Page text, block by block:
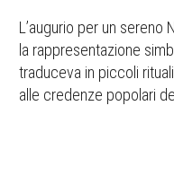
L’augurio per un sereno
la rappresentazione
traduceva in piccoli
alle credenze popolari